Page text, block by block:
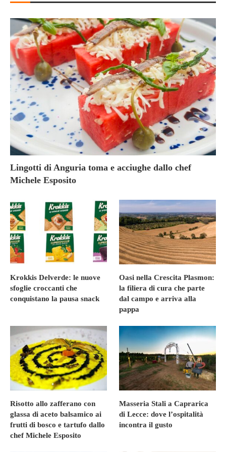
Lingotti di Anguria toma e acciughe dallo chef
Michele Esposito
Krokkis Delverde: le nuove
sfoglie croccanti che
conquistano la pausa snack
Oasi nella Crescita Plasmon:
la filiera di cura che parte
dal campo e arriva alla
pappa
Risotto allo zafferano con
glassa di aceto balsamico ai
frutti di bosco e tartufo dallo
chef Michele Esposito
Masseria Stali a Caprarica
di Lecce: dove l’ospitalità
incontra il gusto